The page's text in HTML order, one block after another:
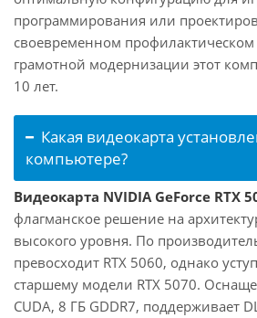
программирования или
своевременном
грамотной модернизации этот
10 лет.
Какая видеокарта
компьютере?
Видеокарта NVIDIA GeForce RTX
флагманское решение на
высокого уровня. По
превосходит RTX 5060, однако
старшему модели RTX 5070.
CUDA, 8 ГБ GDDR7, поддерживает